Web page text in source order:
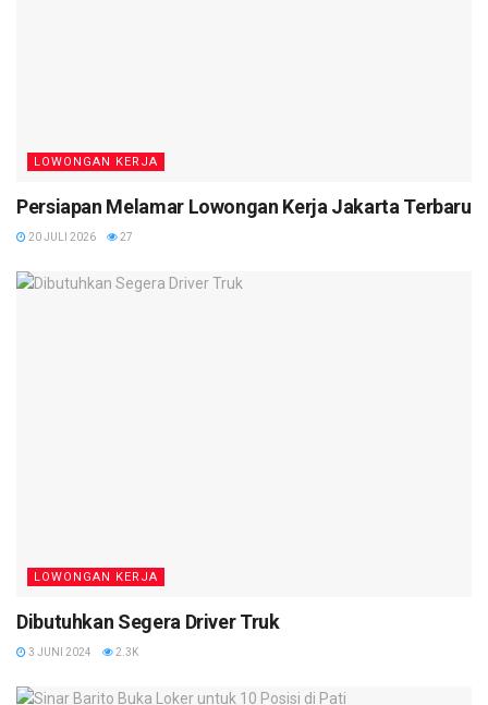
LOWONGAN KERJA
Persiapan Melamar Lowongan Kerja Jakarta Terbaru
20 JULI 2026 27
LOWONGAN KERJA
Dibutuhkan Segera Driver Truk
3 JUNI 2024 2.3K